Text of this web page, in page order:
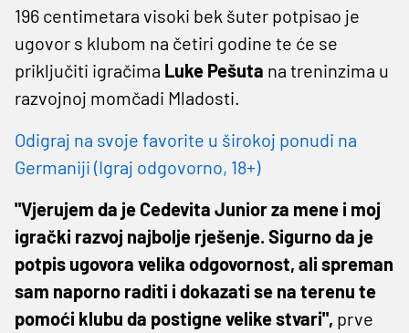
196 centimetara visoki bek šuter potpisao je
ugovor s klubom na četiri godine te će se
priključiti igračima Luke Pešuta na treninzima u
razvojnoj momčadi Mladosti.
Odigraj na svoje favorite u širokoj ponudi na
Germaniji (Igraj odgovorno, 18+)
"Vjerujem da je Cedevita Junior za mene i moj
igrački razvoj najbolje rješenje. Sigurno da je
potpis ugovora velika odgovornost, ali spreman
sam naporno raditi i dokazati se na terenu te
pomoći klubu da postigne velike stvari", prve